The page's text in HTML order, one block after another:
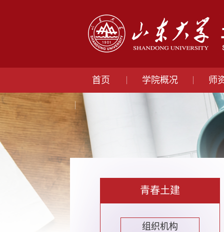
首页 学院概况 师
青春土建
组织机构